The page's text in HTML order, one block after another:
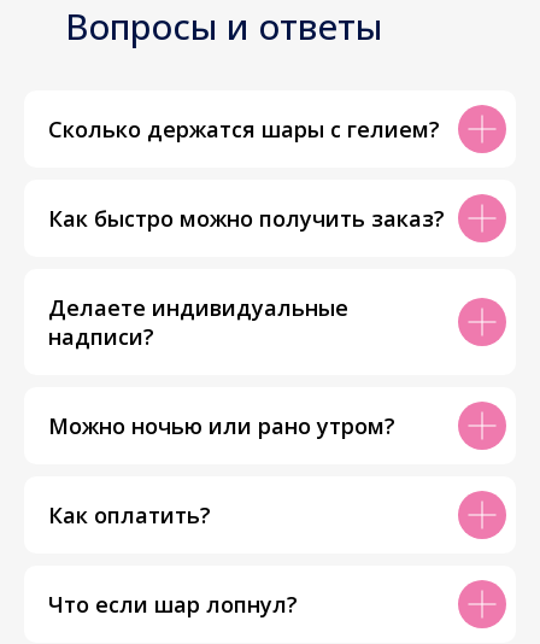
Вопросы и ответы
Сколько держатся шары с гелием?
Как быстро можно получить заказ?
Делаете индивидуальные
надписи?
Можно ночью или рано утром?
Как оплатить?
Что если шар лопнул?